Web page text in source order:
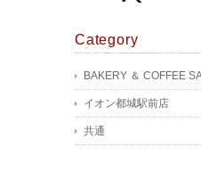
Category
BAKERY ＆ COFFEE
イオン都城駅前店
共通